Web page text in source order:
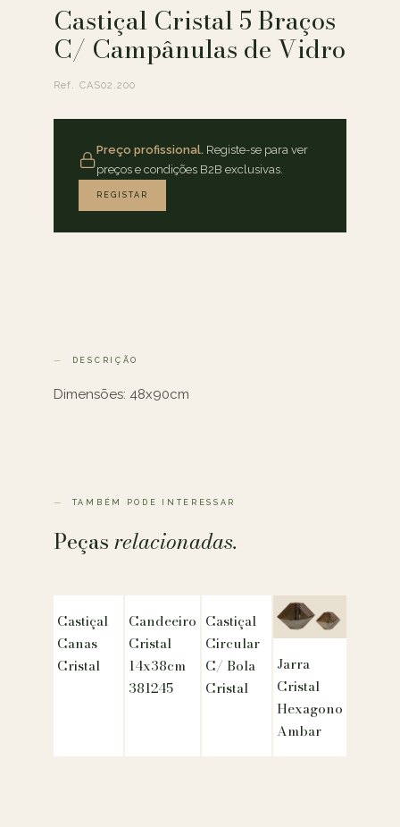
Castiçal Cristal 5 Braços
C/ Campânulas de Vidro
Ref. CAS02.200
Preço profissional. Registe-se para ver
preços e condições B2B exclusivas.
REGISTAR
DESCRIÇÃO
Dimensões: 48x90cm
TAMBÉM PODE INTERESSAR
Peçasrelacionadas.
Castiçal
Canas
Cristal
Candeeiro
Cristal
14x38cm
381245
Castiçal
Circular
C/ Bola
Cristal
Jarra
Cristal
Hexagono
Ambar